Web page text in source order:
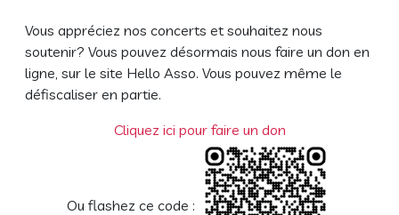
Vous appréciez nos concerts et souhaitez nous
soutenir? Vous pouvez désormais nous faire un don en
ligne, sur le site Hello Asso. Vous pouvez même le
défiscaliser en partie.
Cliquez ici pour faire un don
Ou flashez ce code :